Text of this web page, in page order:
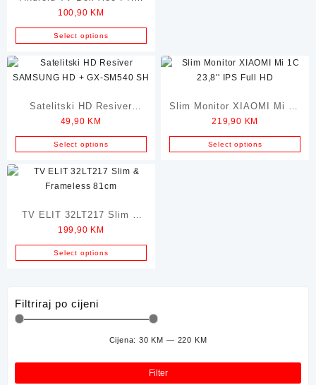
2GB RAM / 16GB ROM
100,90 KM
Select options
Satelitski HD Resiver
SAMSUNG HD + GX-
SM540 SH
49,90 KM
Select options
Slim Monitor XIAOMI Mi 1C
23,8” IPS Full HD
219,90 KM
Select options
TV ELIT 32LT217 Slim &
Frameless 81cm
199,90 KM
Select options
Filtriraj po cijeni
Filter
Cijena:30 KM — 220 KM